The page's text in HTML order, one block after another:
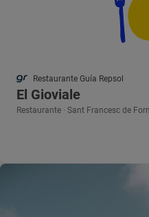
Restaurante Guía Repsol
El Gioviale
Restaurante · Sant Francesc de